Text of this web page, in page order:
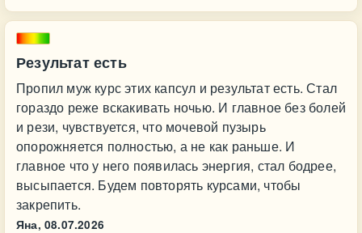
Результат есть
Пропил муж курс этих капсул и результат есть. Стал
гораздо реже вскакивать ночью. И главное без болей
и рези, чувствуется, что мочевой пузырь
опорожняется полностью, а не как раньше. И
главное что у него появилась энергия, стал бодрее,
высыпается. Будем повторять курсами, чтобы
закрепить.
Яна, 08.07.2026